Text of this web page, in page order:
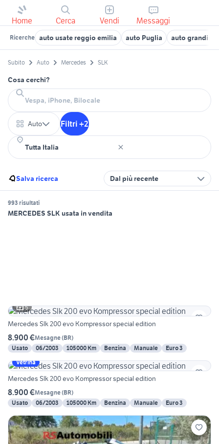
Home Cerca Vendi Messaggi
Ricerche auto usate reggio emilia auto Puglia auto
Subito Auto Mercedes SLK
Cosa cerchi?
Auto Filtri +2
Salva ricerca Dal più recente
993 risultati
MERCEDES SLK usata in vendita
5
Mercedes Slk 200 evo Kompressor special edition
8.900 €Mesagne(BR)
Usato
06/2003 105000 Km Benzina Manuale
Euro 3
Vetrina
Mercedes Slk 200 evo Kompressor special edition
8.900 €Mesagne(BR)
Usato
06/2003 105000 Km Benzina Manuale Euro 3